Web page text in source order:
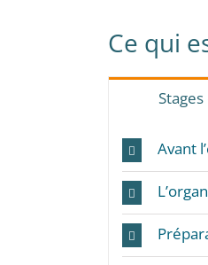
Ce qui
Avant